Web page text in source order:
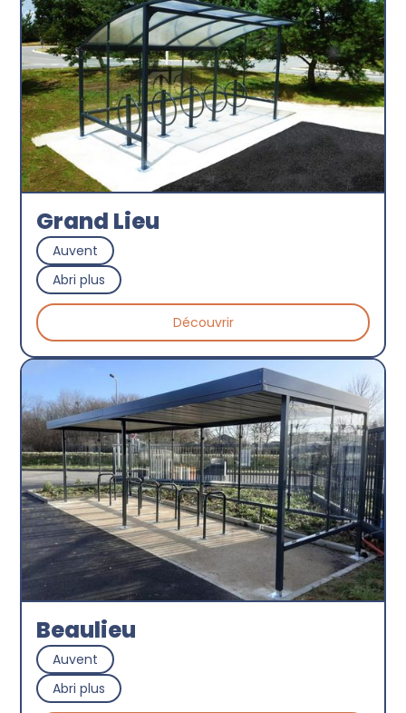
Grand Lieu
Auvent
Abri plus
Découvrir
Beaulieu
Auvent
Abri plus